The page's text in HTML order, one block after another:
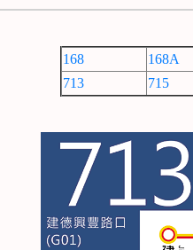
168 168A
713
715